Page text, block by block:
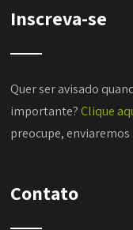
Inscreva-se
Quer ser avisado
importante?Clique
preocupe,
Contato